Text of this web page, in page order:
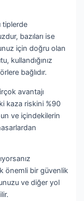
tiplerde
bazıları ise
için doğru olan
kullandığınız
bağlıdır.
avantajı
kaza riskini %90
ve içindekilerin
önemli bir güvenlik
ve diğer yol